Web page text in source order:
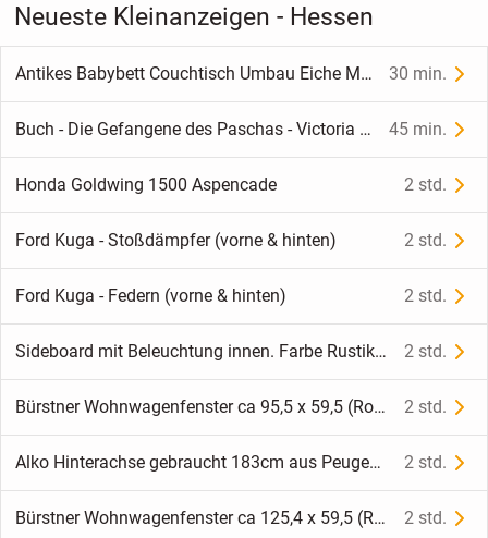
Neueste Kleinanzeigen - Hessen
Antikes Babybett Couchtisch Umbau Eiche Massivholz Weiß Unikat Biedermeier 30 min.
Buch - Die Gefangene des Paschas - Victoria Holt - gut erhalten 45 min.
Honda Goldwing 1500 Aspencade 2 std.
Ford Kuga - Stoßdämpfer (vorne & hinten) 2 std.
Ford Kuga - Federn (vorne & hinten) 2 std.
Sideboard mit Beleuchtung innen. Farbe Rustikal Holz 2 std.
Bürstner Wohnwagenfenster ca 95,5 x 59,5 (Roxite 94 D399) gebr, zB H060 BJ 2002 - Sonderpreis 2 std.
Alko Hinterachse gebraucht 183cm aus Peugeot J5 BJ 1993 (vmtl auch Fiat Ducato 290, Citroen C25 ca 1991-1994) ohne Typenschild 2 std.
Bürstner Wohnwagenfenster ca 125,4 x 59,5 (Roxite 94 D399) gebr, zB H060 BJ 2002 - Sonderpreis (Harz/Kleber) 2 std.